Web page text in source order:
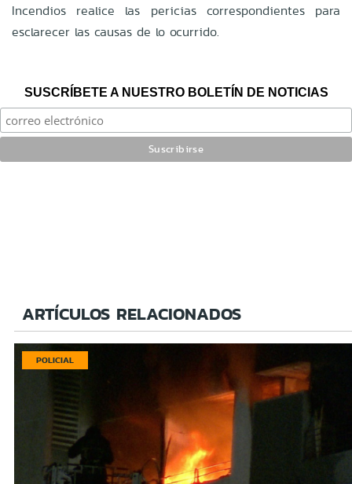
Incendios realice las pericias correspondientes para
esclarecer las causas de lo ocurrido.
SUSCRÍBETE A NUESTRO BOLETÍN DE NOTICIAS
ARTÍCULOS RELACIONADOS
POLICIAL